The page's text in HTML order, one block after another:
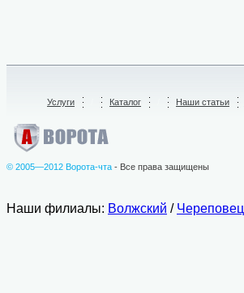
Услуги Каталог Наши статьи
© 2005—2012 Ворота-чта - Все права защищены
Наши филиалы: Волжский / Череповец